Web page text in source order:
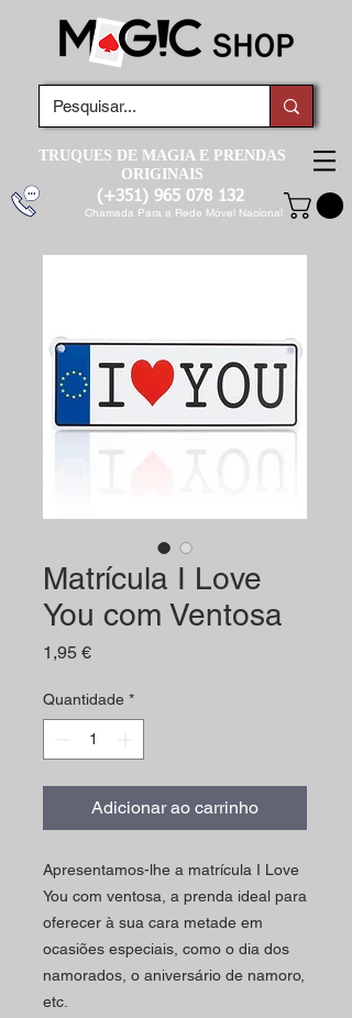
TRUQUES DE MAGIA E PRENDAS
ORIGINAIS
(+351) 965 078 132
Chamada Para a Rede Móvel Nacional
Matrícula I Love
You com Ventosa
1,95 €Preço
Quantidade *
Adicionar ao carrinho
Apresentamos-lhe a matrícula I Love
You com ventosa, a prenda ideal para
oferecer à sua cara metade em
ocasiões especiais, como o dia dos
namorados, o aniversário de namoro,
etc.